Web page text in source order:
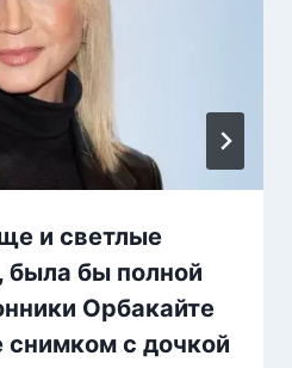
и светлые
была бы полной
Орбакайте
снимком с дочкой